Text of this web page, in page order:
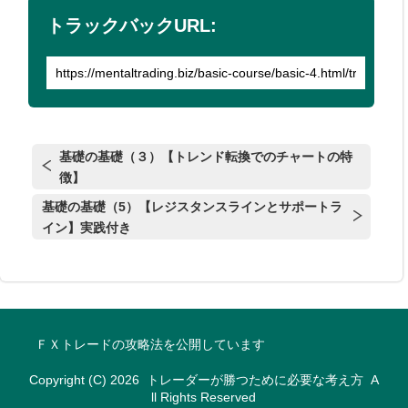
トラックバックURL:
基礎の基礎（３）【トレンド転換でのチャートの特
徴】
基礎の基礎（5）【レジスタンスラインとサポートラ
イン】実践付き
ＦＸトレードの攻略法を公開しています
Copyright (C) 2026 トレーダーが勝つために必要な考え方A
ll Rights Reserved